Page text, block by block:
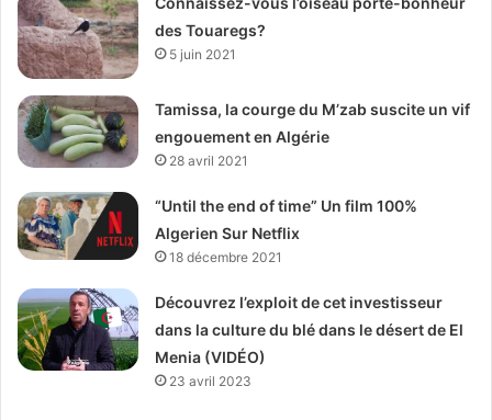
des Touaregs?
5 juin 2021
Tamissa, la courge du M’zab suscite un vif
engouement en Algérie
28 avril 2021
“Until the end of time” Un film 100%
Algerien Sur Netflix
18 décembre 2021
Découvrez l’exploit de cet investisseur
dans la culture du blé dans le désert de El
Menia (VIDÉO)
23 avril 2023